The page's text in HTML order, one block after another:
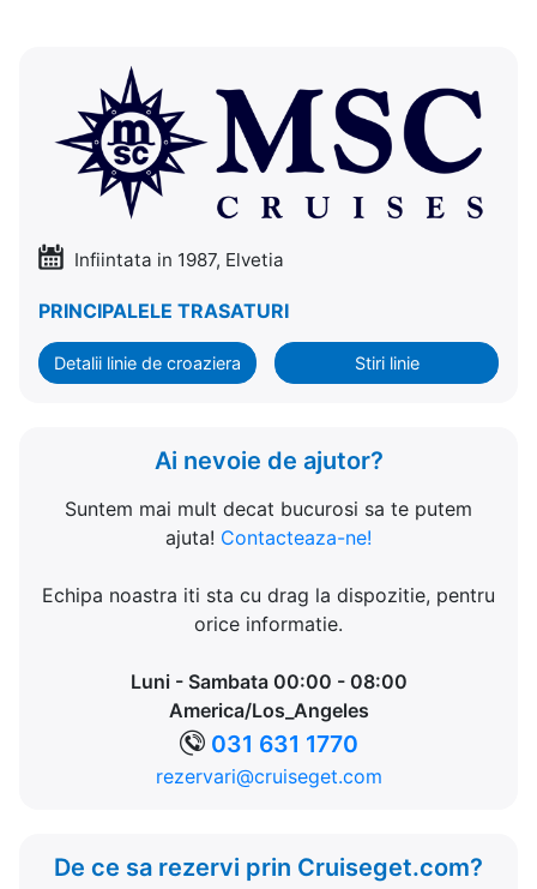
Infiintata in 1987, Elvetia
PRINCIPALELE TRASATURI
Detalii linie de croaziera Stiri linie
Ai nevoie de ajutor?
Suntem mai mult decat bucurosi sa te putem
ajuta! Contacteaza-ne!
Echipa noastra iti sta cu drag la dispozitie, pentru
orice informatie.
Luni - Sambata 00:00 - 08:00
America/Los_Angeles
031 631 1770
rezervari@cruiseget.com
De ce sa rezervi prin Cruiseget.com?